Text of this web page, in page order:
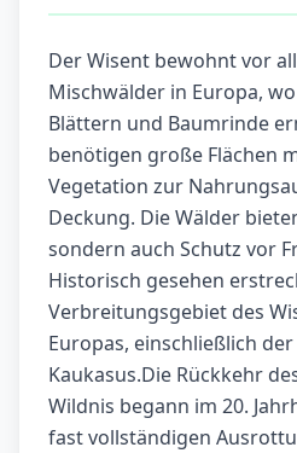
Der Wisent bewohnt vor
Mischwälder in Europa,
Blättern und Baumrinde
benötigen große Flächen
Vegetation zur
Deckung. Die Wälder
sondern auch Schutz vor
Historisch gesehen
Verbreitungsgebiet des
Europas, einschließlich
Kaukasus.Die Rückkehr
Wildnis begann im 20.
fast vollständigen